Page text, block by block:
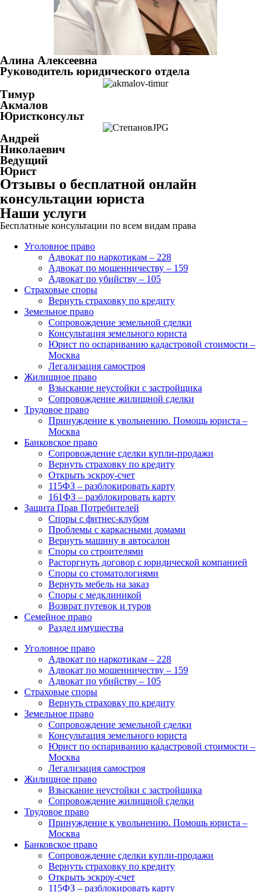
Алина Алексеевна
Руководитель юридического отдела
Тимур
Акмалов
Юристконсульт
Андрей
Николаевич
Ведущий
Юрист
Отзывы о бесплатной онлайн
консультации юриста
Наши услуги
Бесплатные консультации по всем видам права
Уголовное право
Адвокат по наркотикам – 228
Адвокат по мошенничеству – 159
Адвокат по убийству – 105
Страховые споры
Вернуть страховку по кредиту
Земельное право
Сопровождение земельной сделки
Консультация земельного юриста
Юрист по оспариванию кадастровой стоимости –
Москва
Легализация самостроя
Жилищное право
Взыскание неустойки с застройщика
Сопровождение жилищной сделки
Трудовое право
Принуждение к увольнению. Помощь юриста –
Москва
Банковское право
Сопровождение сделки купли-продажи
Вернуть страховку по кредиту
Открыть эскроу-счет
115ФЗ – разблокировать карту
161ФЗ – разблокировать карту
Защита Прав Потребителей
Споры с фитнес-клубом
Проблемы с каркасными домами
Вернуть машину в автосалон
Споры со строителями
Расторгнуть договор с юридической компанией
Споры со стоматологиями
Вернуть мебель на заказ
Споры с медклиникой
Возврат путевок и туров
Семейное право
Раздел имущества
Уголовное право
Адвокат по наркотикам – 228
Адвокат по мошенничеству – 159
Адвокат по убийству – 105
Страховые споры
Вернуть страховку по кредиту
Земельное право
Сопровождение земельной сделки
Консультация земельного юриста
Юрист по оспариванию кадастровой стоимости –
Москва
Легализация самостроя
Жилищное право
Взыскание неустойки с застройщика
Сопровождение жилищной сделки
Трудовое право
Принуждение к увольнению. Помощь юриста –
Москва
Банковское право
Сопровождение сделки купли-продажи
Вернуть страховку по кредиту
Открыть эскроу-счет
115ФЗ – разблокировать карту